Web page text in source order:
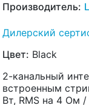
Производитель:
Дилерский
Цвет: Black
2-канальный
встроенным
Вт, RMS на 4 Ом